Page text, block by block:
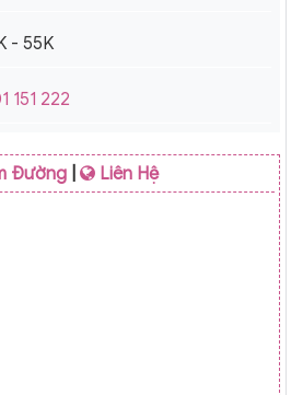
- 55K
151 222
Đường Liên Hệ